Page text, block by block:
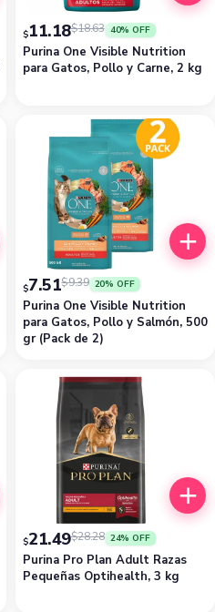
Purina One Visible Nutrition
para Gatos, Pollo y Carne, 2 kg
$18.63
$11.18 40% OFF
Purina One Visible Nutrition
para Gatos, Pollo y Salmón, 500
gr (Pack de 2)
$9.39
$7.51 20% OFF
Purina Pro Plan Adult Razas
Pequeñas Optihealth, 3 kg
$28.28
$21.49 24% OFF